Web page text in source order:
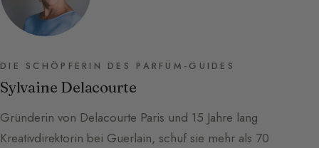
DIE SCHÖPFERIN DES PARFÜM-GUIDES
Sylvaine Delacourte
Gründerin von Delacourte Paris und 15 Jahre lang
Kreativdirektorin bei Guerlain, schuf sie mehr als 70